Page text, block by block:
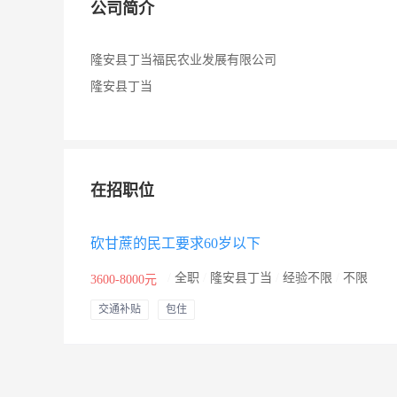
公司简介
隆安县丁当福民农业发展有限公司
隆安县丁当
在招职位
砍甘蔗的民工要求60岁以下
3600-8000元 全职 隆安县丁当 经验不限 不限
交通补贴 包住